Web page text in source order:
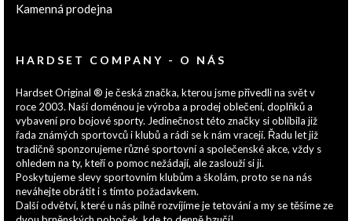
Kamenná prodejna
HARDSET COMPANY - O NÁS
Hardset Original ® je česká značka, kterou jsme přivedli na svět v
roce 2003. Naší doménou je výroba a prodej oblečení, doplňků a
vybavení pro bojové sporty. Jedinečnost této značky si oblíbila již
řada známých sportovců i klubů a rádi se k nám vracejí. Řadu let již
tradičně sponzorujeme různé sportovní a společenské akce, vždy s
ohledem na ty, kteří o pomoc nežádají, ale zaslouží si ji.
Poskytujeme slevy sportovním klubům a školám, proto se na nás
neváhejte obrátit i s tímto požadavkem.
Další odvětví, které u nás pilně rozvíjíme je tetování a my se těšíme ze